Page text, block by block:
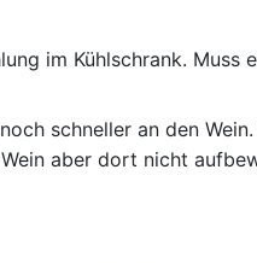
im Kühlschrank. Muss
schneller an den
aber dort nicht